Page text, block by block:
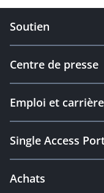
Soutien
Centre de presse
Emploi et carrière
Single Access
Achats